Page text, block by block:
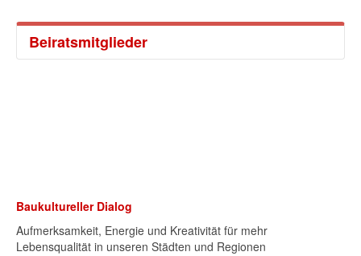
Beiratsmitglieder
Baukultureller Dialog
Aufmerksamkeit, Energie und Kreativität für mehr
Lebensqualität in unseren Städten und Regionen